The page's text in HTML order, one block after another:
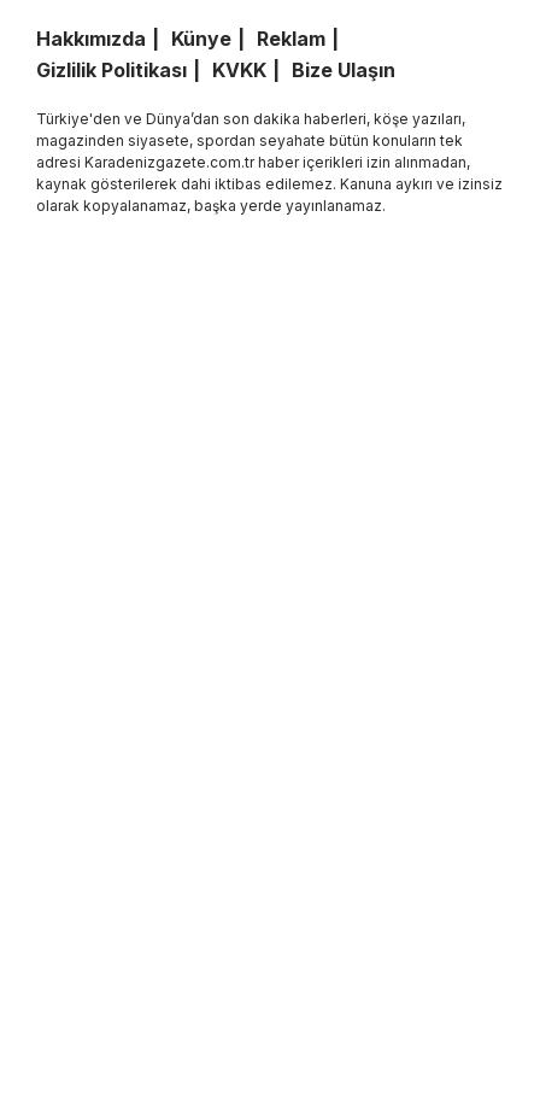
Hakkımızda Künye
Reklam
Gizlilik Politikası
KVKK Bize Ulaşın
Türkiye'den ve Dünya’dan son dakika haberleri, köşe yazıları,
magazinden siyasete, spordan seyahate bütün konuların tek
adresi Karadenizgazete.com.tr haber içerikleri izin alınmadan,
kaynak gösterilerek dahi iktibas edilemez. Kanuna aykırı ve izinsiz
olarak kopyalanamaz, başka yerde yayınlanamaz.